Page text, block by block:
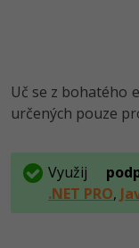
Uč se z bohatého
určených pouze
Využij
.NET PRO,